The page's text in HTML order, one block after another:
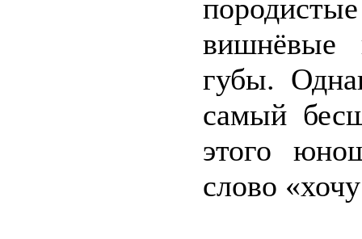
вишнёвые
губы.
самый
этого
слово